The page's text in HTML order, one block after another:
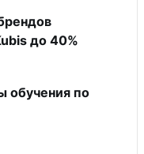
до 40%
обучения по